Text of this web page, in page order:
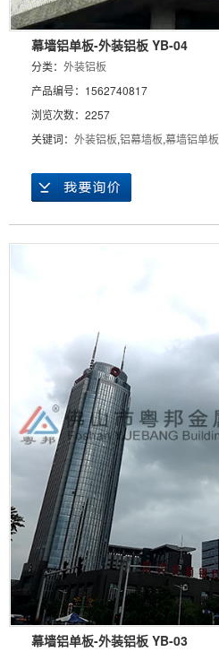
幕墙铝单板-外装铝板 YB-04
分类： 外装铝板
产品编号：1562740817
浏览次数：2257
关键词： 外装铝板,铝幕墙板,幕墙铝单板
幕墙铝单板-外装铝板 YB-03